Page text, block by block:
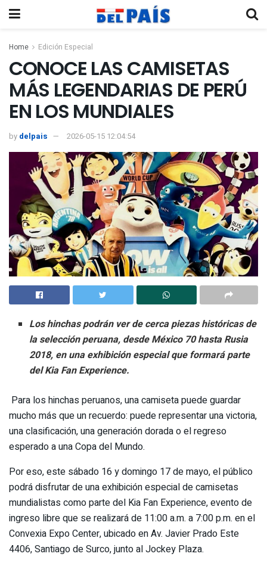
Home Edición Especial
CONOCE LAS CAMISETAS
MÁS LEGENDARIAS DE PERÚ
EN LOS MUNDIALES
by delpais 2026-05-15 12:04:54
Los hinchas podrán ver de cerca piezas históricas de
la selección peruana, desde México 70 hasta Rusia
2018, en una exhibición especial que formará parte
del Kia Fan Experience.
Para los hinchas peruanos, una camiseta puede guardar
mucho más que un recuerdo: puede representar una victoria,
una clasificación, una generación dorada o el regreso
esperado a una Copa del Mundo.
Por eso, este sábado 16 y domingo 17 de mayo, el público
podrá disfrutar de una exhibición especial de camisetas
mundialistas como parte del Kia Fan Experience, evento de
ingreso libre que se realizará de 11:00 a.m. a 7:00 p.m. en el
Convexia Expo Center, ubicado en Av. Javier Prado Este
4406, Santiago de Surco, junto al Jockey Plaza.